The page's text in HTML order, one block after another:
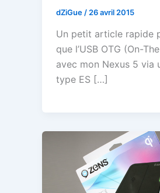
dZiGue / 26 avril 2015
Un petit article rapide
que l’USB OTG (On-
avec mon Nexus 5 via
type ES […]